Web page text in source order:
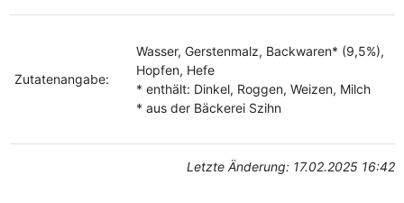
Zutatenangabe:
Wasser, Gerstenmalz, Backwaren* (9,5%),
Hopfen, Hefe
* enthält: Dinkel, Roggen, Weizen, Milch
* aus der Bäckerei Szihn
Letzte Änderung: 17.02.2025 16:42